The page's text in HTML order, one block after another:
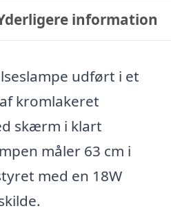
information
udført i et
kromlakeret
skærm i klart
måler 63 cm i
med en 18W